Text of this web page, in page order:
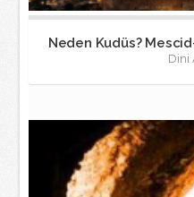
Neden Kudüs?
Dini